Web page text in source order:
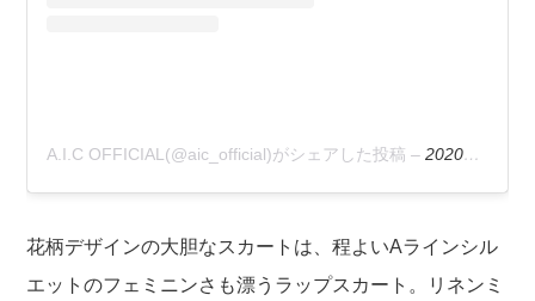
A.I.C OFFICIAL(@aic_official)がシェアした投稿 –2020年 5月月20日午前2時18分PDT
花柄デザインの大胆なスカートは、程よいAラインシル
エットのフェミニンさも漂うラップスカート。リネンミ